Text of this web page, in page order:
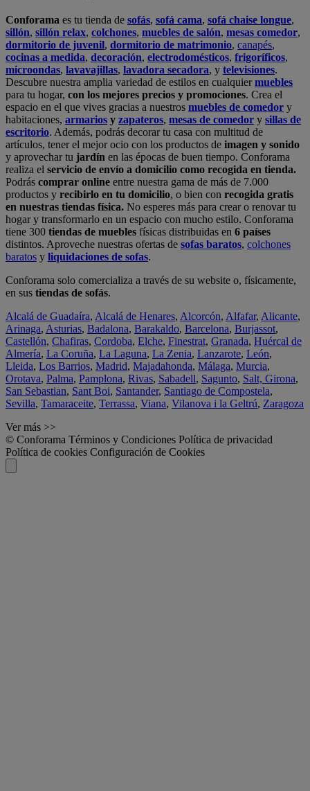
Conforama es tu tienda de sofás, sofá cama, sofá chaise longue,
sillón, sillón relax, colchones, muebles de salón, mesas comedor,
dormitorio de juvenil, dormitorio de matrimonio, canapés,
cocinas a medida, decoración, electrodomésticos, frigoríficos,
microondas, lavavajillas, lavadora secadora, y televisiones.
Descubre nuestra amplia variedad de estilos en cualquiermuebles
para tu hogar, con los mejores precios y promociones. Crea el
espacio en el que vives gracias a nuestros muebles de comedor y
habitaciones, armarios y zapateros, mesas de comedor y sillas de
escritorio. Además, podrás decorar tu casa con multitud de
artículos, tener el mejor ocio con los productos de imagen y sonido
y aprovechar tu jardín en las épocas de buen tiempo. Conforama
realiza el servicio de envío a domicilio como recogida en tienda.
Podrás comprar online entre nuestra gama de más de 7.000
productos y recibirlo en tu domicilio, o bien con recogida gratis
en nuestras tiendas física. No esperes más para crear o renovar tu
hogar y transformarlo en un espacio con mucho estilo. Conforama
tiene 300 tiendas de muebles físicas distribuidas en 6 países
distintos. Aproveche nuestras ofertas de sofas baratos, colchones
baratos y liquidaciones de sofas.
Conforama solo comercializa a través de su website o, físicamente,
en sus tiendas de sofás.
Alcalá de Guadaíra, Alcalá de Henares, Alcorcón, Alfafar, Alicante,
Arinaga, Asturias, Badalona, Barakaldo, Barcelona, Burjassot,
Castellón, Chafiras, Cordoba, Elche, Finestrat, Granada, Huércal de
Almería, La Coruña, La Laguna, La Zenia, Lanzarote, León,
Lleida, Los Barrios, Madrid, Majadahonda, Málaga, Murcia,
Orotava, Palma, Pamplona, Rivas, Sabadell, Sagunto, Salt, Girona,
San Sebastian, Sant Boi, Santander, Santiago de Compostela,
Sevilla, Tamaraceite, Terrassa, Viana, Vilanova i la Geltrú, Zaragoza
Ver más >>
© Conforama Términos y Condiciones Política de privacidad
Política de cookies Configuración de Cookies